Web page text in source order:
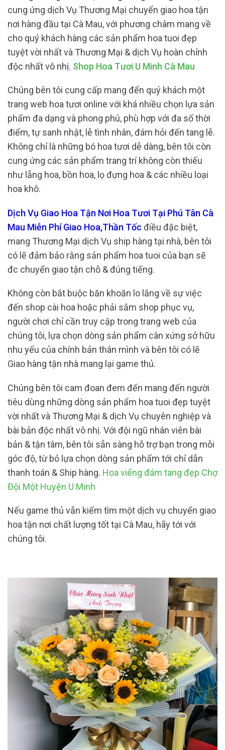
cung ứng dịch Vụ Thương Mại chuyển giao hoa tận
nơi hàng đầu tại Cà Mau, với phương châm mang về
cho quý khách hàng các sản phẩm hoa tuoi đẹp
tuyệt vời nhất và Thương Mại & dịch Vụ hoàn chỉnh
độc nhất vô nhị. Shop Hoa Tươi U Minh Cà Mau
Chúng bên tôi cung cấp mang đến quý khách một
trang web hoa tươi online với khá nhiều chọn lựa sản
phẩm đa dạng và phong phú, phù hợp với đa số thời
điểm, tự sanh nhật, lễ tình nhân, đám hỏi đến tang lễ.
Không chỉ là những bó hoa tươi dễ dàng, bên tôi còn
cung ứng các sản phẩm trang trí không còn thiếu
như lẵng hoa, bồn hoa, lọ đựng hoa & các nhiều loại
hoa khô.
Dịch Vụ Giao Hoa Tận Nơi Hoa Tươi Tại Phú Tân Cà
Mau Miễn Phí Giao Hoa,Thần Tốc điều đặc biệt,
mang Thương Mại dịch Vụ ship hàng tại nhà, bên tôi
có lẽ đảm bảo rằng sản phẩm hoa tuoi của bạn sẽ
đc chuyển giao tận chỗ & đúng tiếng.
Không còn bắt buộc băn khoăn lo lắng về sự việc
đến shop cài hoa hoặc phải sắm shop phục vụ,
người chơi chỉ cần truy cập trong trang web của
chúng tôi, lựa chọn dòng sản phẩm cân xứng sở hữu
nhu yếu của chính bản thân mình và bên tôi có lẽ
Giao hàng tận nhà mang lại game thủ.
Chúng bên tôi cam đoan đem đến mang đến người
tiêu dùng những dòng sản phẩm hoa tuoi đẹp tuyệt
vời nhất và Thương Mại & dịch Vụ chuyên nghiệp và
bài bản độc nhất vô nhị. Với đội ngũ nhân viên bài
bản & tận tâm, bên tôi sẵn sàng hỗ trợ bạn trong mỗi
góc độ, từ bỏ lựa chọn dòng sản phẩm tới chỉ dẫn
thanh toán & Ship hàng. Hoa viếng đám tang đẹp Chợ
Đội Một Huyện U Minh
Nếu game thủ vẫn kiếm tìm một dịch vụ chuyển giao
hoa tận nơi chất lượng tốt tại Cà Mau, hãy tới với
chúng tôi.